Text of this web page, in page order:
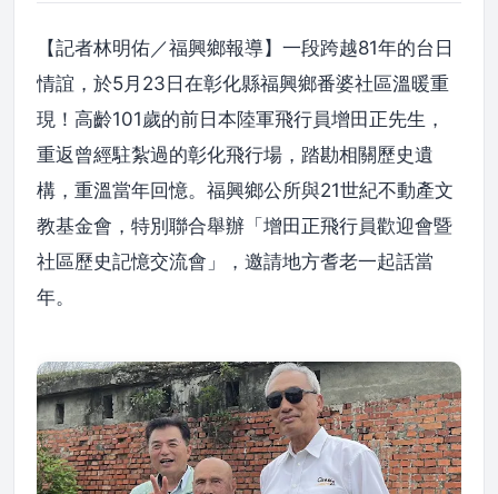
【記者林明佑／福興鄉報導】一段跨越81年的台日
情誼，於5月23日在彰化縣福興鄉番婆社區溫暖重
現！高齡101歲的前日本陸軍飛行員增田正先生，
重返曾經駐紮過的彰化飛行場，踏勘相關歷史遺
構，重溫當年回憶。福興鄉公所與21世紀不動產文
教基金會，特別聯合舉辦「增田正飛行員歡迎會暨
社區歷史記憶交流會」，邀請地方耆老一起話當
年。